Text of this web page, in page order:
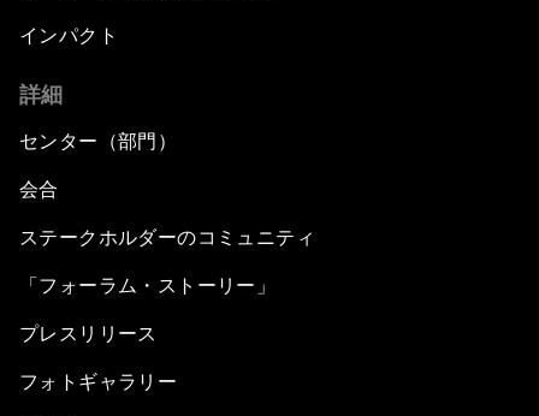
インパクト
詳細
センター（部門）
会合
ステークホルダーのコミュニティ
「フォーラム・ストーリー」
プレスリリース
フォトギャラリー